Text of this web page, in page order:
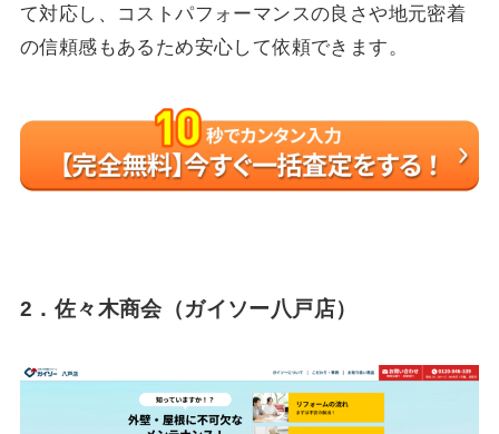
て対応し、コストパフォーマンスの良さや地元密着
の信頼感もあるため安心して依頼できます。
2．佐々木商会（ガイソー八戸店）